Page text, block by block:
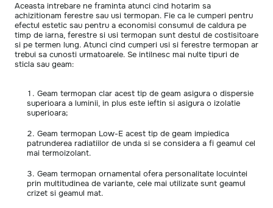
Aceasta intrebare ne framinta atunci cind hotarim sa
achizitionam ferestre sau usi termopan. Fie ca le cumperi pentru
efectul estetic sau pentru a economisi consumul de caldura pe
timp de iarna, ferestre si usi termopan sunt destul de costisitoare
si pe termen lung. Atunci cind cumperi usi si ferestre termopan ar
trebui sa cunosti urmatoarele. Se intilnesc mai nulte tipuri de
sticla sau geam:
Geam termopan clar acest tip de geam asigura o dispersie
superioara a luminii, in plus este ieftin si asigura o izolatie
superioara;
Geam termopan Low-E acest tip de geam impiedica
patrunderea radiatiilor de unda si se considera a fi geamul cel
mai termoizolant.
Geam termopan ornamental ofera personalitate locuintei
prin multitudinea de variante, cele mai utilizate sunt geamul
crizet si geamul mat.